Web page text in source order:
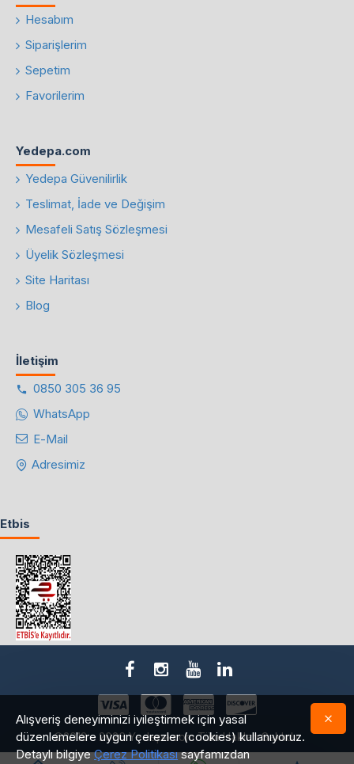
Alışveriş deneyiminizi iyileştirmek için yasal
düzenlemelere uygun çerezler (cookies) kullanıyoruz.
Detaylı bilgiyeÇerez Politikasısayfamızdan
Hesabım
Siparişlerim
Sepetim
Favorilerim
Yedepa.com
Yedepa Güvenilirlik
Teslimat, İade ve Değişim
Mesafeli Satış Sözleşmesi
Üyelik Sözleşmesi
Site Haritası
Blog
İletişim
0850 305 36 95
WhatsApp
E-Mail
Adresimiz
Etbis
©2018 - 2026 Yedepa.com Tüm Hakları Saklıdır.